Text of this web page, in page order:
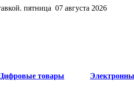
пятница 07 августа 2026
товары